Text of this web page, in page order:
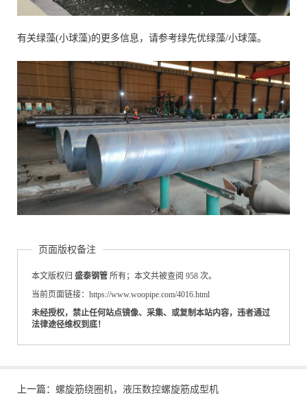
有关绿藻(小球藻)的更多信息，请参考绿先优绿藻/小球藻。
页面版权备注
本文版权归 盛泰钢管 所有；本文共被查阅 958 次。
当前页面链接：https://www.woopipe.com/4016.html
未经授权，禁止任何站点镜像、采集、或复制本站内容，违者通过
法律途径维权到底！
上一篇： 螺旋筋绕圈机，液压数控螺旋筋成型机